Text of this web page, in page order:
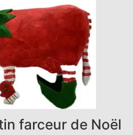
farceur de Noël